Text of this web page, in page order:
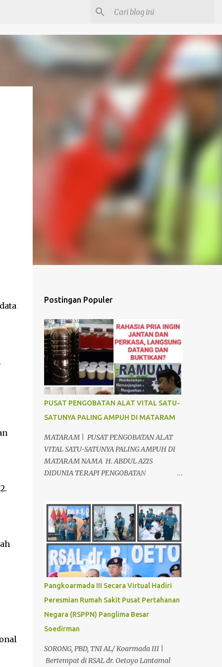
Postingan Populer
PUSAT PENGOBATAN ALAT VITAL SATU-
SATUNYA PALING AMPUH DI MATARAM
MATARAM | PUSAT PENGOBATAN ALAT
VITAL SATU-SATUNYA PALING AMPUH DI
MATARAM NAMA H. ABDUL AZIS
DIDUNIA TERAPI PENGOBATAN
KEMBALI JANTAN DAN PERKASA, sudah
tidak asing lagi dimata warga baik para
pria maupun wanita, terutama bapak-
bapak dan ibu-ibu. Lokasi Prakteknya Yang
sudah menyebar diseluruh daerah di
Indonesia Sangat Dibutuhkan di Mata
Warga Membuat Pengobatan Keperkasaan
Pria, H. Abdul Azis sangat
direkomendasikan. ANDA INGIN MENCARI
PENGOBATAN KEPERKASAAN Paling
Ampuh Di Kota Terdekat Di Mataram,?
Dengan Waktu Yang Cepat Untuk
Menyembuhkan Berbagai keluhan Alat
Pangkoarmada III Secara Virtual Hadiri
Peresmian Rumah Sakit Pusat Pertahanan
Negara (RSPPN) Panglima Besar
Soedirman
SORONG, PBD, TNI AL/ Koarmada III |
Bertempat di RSAL dr. Oetoyo Lantamal